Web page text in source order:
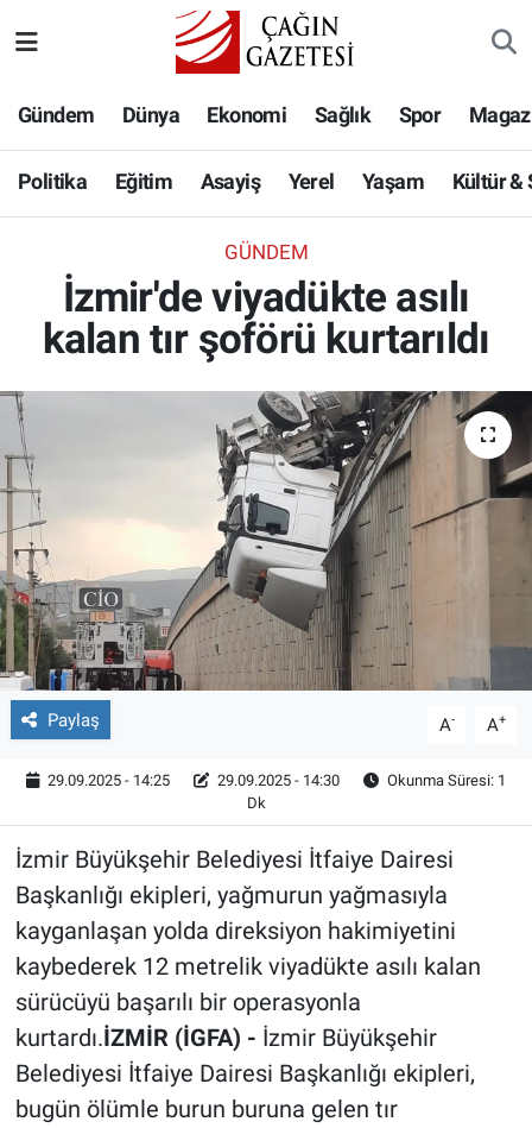
Gündem Dünya Ekonomi Sağlık Spor
Politika Eğitim Asayiş Yerel Yaşam Kültür &
GÜNDEM
İzmir'de viyadükte asılı
kalan tır şoförü kurtarıldı
Paylaş A- A+
29.09.2025 - 14:25 29.09.2025 - 14:30
Okunma Süresi: 1
Dk
İzmir Büyükşehir Belediyesi İtfaiye Dairesi
Başkanlığı ekipleri, yağmurun yağmasıyla
kayganlaşan yolda direksiyon hakimiyetini
kaybederek 12 metrelik viyadükte asılı kalan
sürücüyü başarılı bir operasyonla
kurtardı.İZMİR (İGFA) - İzmir Büyükşehir
Belediyesi İtfaiye Dairesi Başkanlığı ekipleri,
bugün ölümle burun buruna gelen tır
Eğitim
Asayiş
Yerel
Yaşam
Kültür & Sanat
Köşe Yazıları
Röportaj
Video Galeri
Hava Durumu
Namaz Vakitleri
Trafik Durumu
Süper Lig Puan Durumu ve Fikstür
Tüm Manşetler
Son Dakika Haberleri
Haber Arşivi